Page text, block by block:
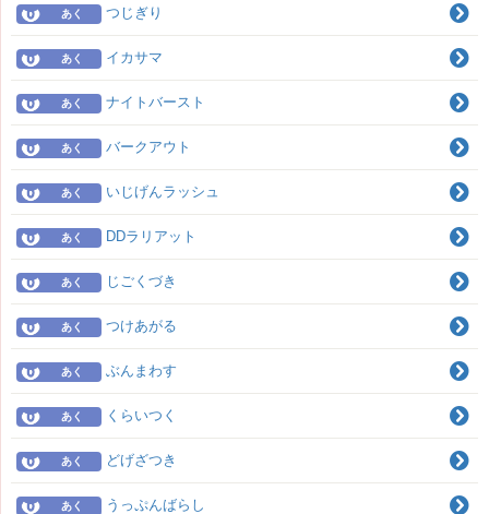
あく つじぎり
あく イカサマ
あく ナイトバースト
あく バークアウト
あく いじげんラッシュ
あく DDラリアット
あく じごくづき
あく つけあがる
あく ぶんまわす
あく くらいつく
あく どげざつき
あく うっぷんばらし